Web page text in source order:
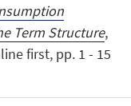
Term Structure,
first, pp. 1 - 15